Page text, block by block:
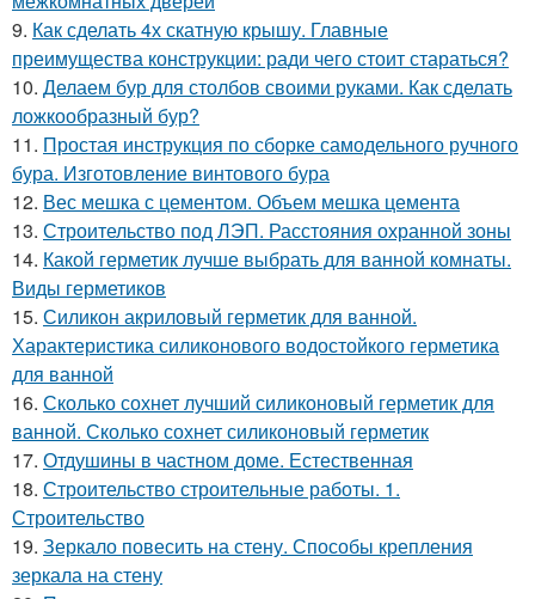
9. Как сделать 4х скатную крышу. Главные
преимущества конструкции: ради чего стоит стараться?
10. Делаем бур для столбов своими руками. Как сделать
ложкообразный бур?
11. Простая инструкция по сборке самодельного ручного
бура. Изготовление винтового бура
12. Вес мешка с цементом. Объем мешка цемента
13. Строительство под ЛЭП. Расстояния охранной зоны
14. Какой герметик лучше выбрать для ванной комнаты.
Виды герметиков
15. Силикон акриловый герметик для ванной.
Характеристика силиконового водостойкого герметика
для ванной
16. Сколько сохнет лучший силиконовый герметик для
ванной. Сколько сохнет силиконовый герметик
17. Отдушины в частном доме. Естественная
18. Строительство строительные работы. 1.
Строительство
19. Зеркало повесить на стену. Способы крепления
зеркала на стену